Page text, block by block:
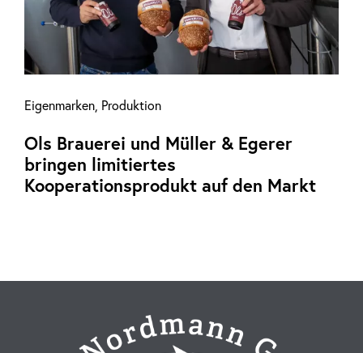
Eigenmarken, Produktion
Ols Brauerei und Müller & Egerer
bringen limitiertes
Kooperationsprodukt auf den Markt